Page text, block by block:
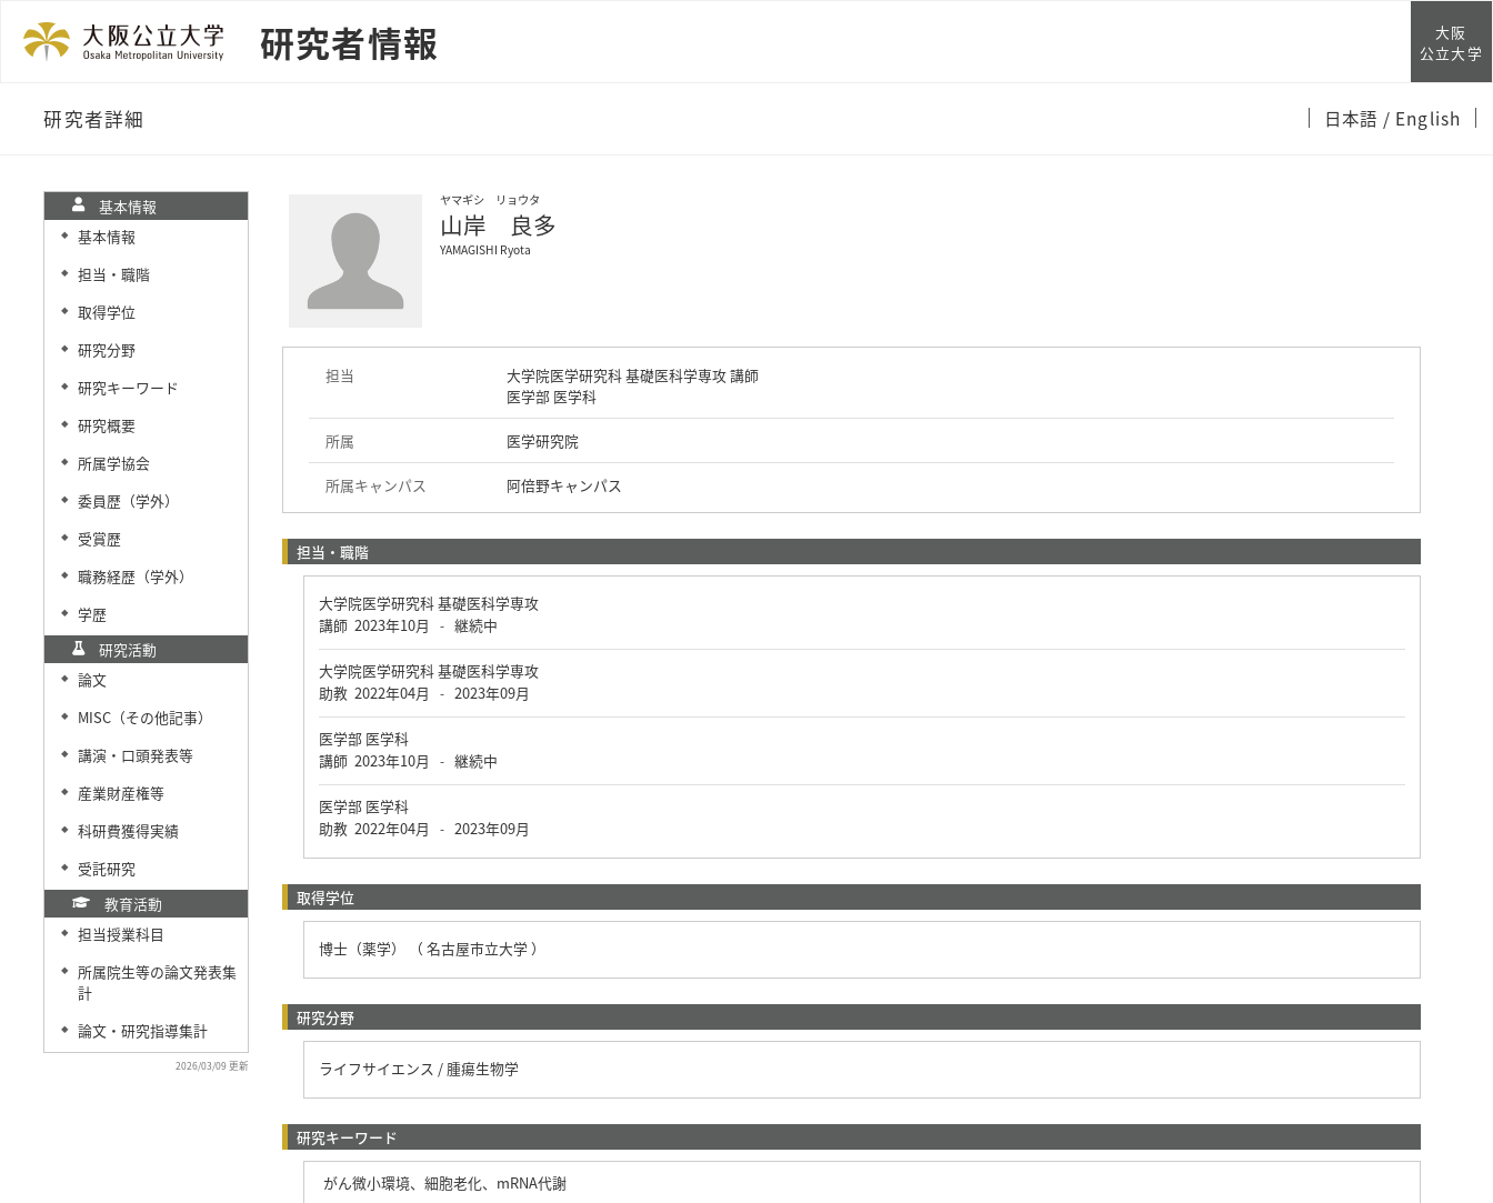
研究者情報
大阪
公立大学
研究者詳細 日本語 / English
基本情報
◆ 基本情報
◆ 担当・職階
◆ 取得学位
◆ 研究分野
◆ 研究キーワード
◆ 研究概要
◆ 所属学協会
◆ 委員歴（学外）
◆ 受賞歴
◆ 職務経歴（学外）
◆
学歴
研究活動
◆ 論文
◆ MISC（その他記事）
◆ 講演・口頭発表等
◆ 産業財産権等
◆ 科研費獲得実績
◆
受託研究
教育活動
◆ 担当授業科目
◆
所属院生等の論文発表集
計
◆ 論文・研究指導集計
2026/03/09 更新
ヤマギシ リョウタ
山岸 良多
YAMAGISHI Ryota
担当
大学院医学研究科 基礎医科学専攻 講師
医学部 医学科
所属 医学研究院
所属キャンパス 阿倍野キャンパス
担当・職階
大学院医学研究科 基礎医科学専攻
講師 2023年10月 - 継続中
大学院医学研究科 基礎医科学専攻
助教 2022年04月 - 2023年09月
医学部 医学科
講師 2023年10月 - 継続中
医学部 医学科
助教 2022年04月 - 2023年09月
取得学位
博士（薬学） （ 名古屋市立大学 ）
研究分野
ライフサイエンス / 腫瘍生物学
研究キーワード
がん微小環境、細胞老化、mRNA代謝